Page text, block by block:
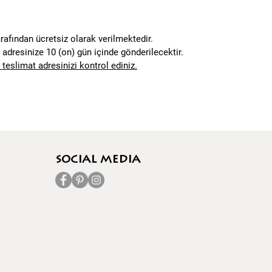
ücretsiz olarak verilmektedir.
10 (on) gün içinde gönderilecektir.
teslimat adresinizi kontrol ediniz.
socıal media